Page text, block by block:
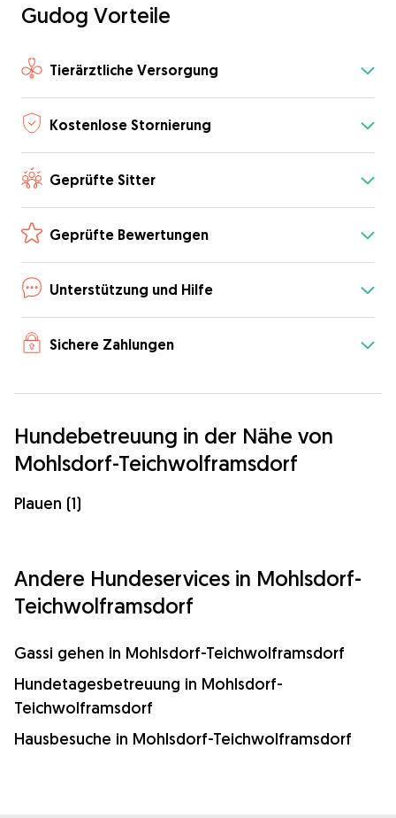
Gudog Vorteile
Tierärztliche Versorgung
Kostenlose Stornierung
Geprüfte Sitter
Geprüfte Bewertungen
Unterstützung und Hilfe
Sichere Zahlungen
Hundebetreuung in der Nähe von
Mohlsdorf-Teichwolframsdorf
Plauen (1)
Andere Hundeservices in Mohlsdorf-
Teichwolframsdorf
Gassi gehen in Mohlsdorf-Teichwolframsdorf
Hundetagesbetreuung in Mohlsdorf-
Teichwolframsdorf
Hausbesuche in Mohlsdorf-Teichwolframsdorf